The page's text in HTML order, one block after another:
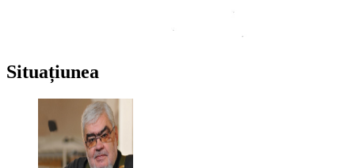
Situațiunea